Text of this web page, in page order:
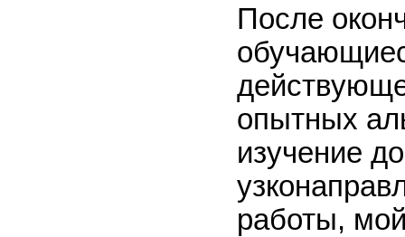
После
опытных
изучение
работы,